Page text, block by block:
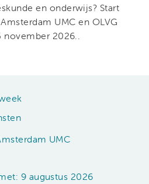
en onderwijs? Start
UMC en OLVG
november 2026..
UMC
9 augustus 2026